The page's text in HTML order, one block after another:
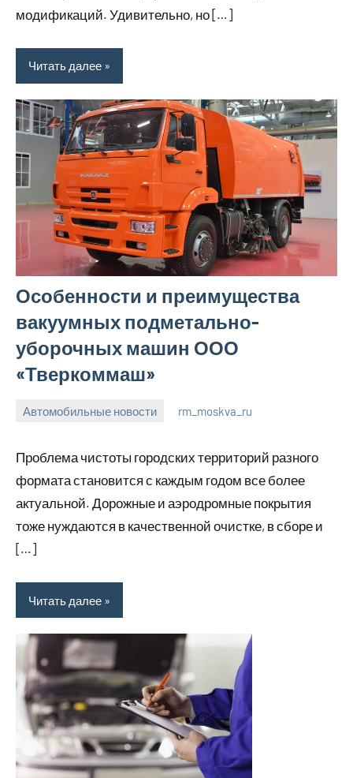
модификаций. Удивительно, но […]
Читать далее
Особенности и преимущества
вакуумных подметально-
уборочных машин ООО
«Тверкоммаш»
Автомобильные новости
2023
rm_moskva_ru
Проблема чистоты городских территорий разного
формата становится с каждым годом все более
актуальной. Дорожные и аэродромные покрытия
тоже нуждаются в качественной очистке, в сборе и
[…]
Читать далее